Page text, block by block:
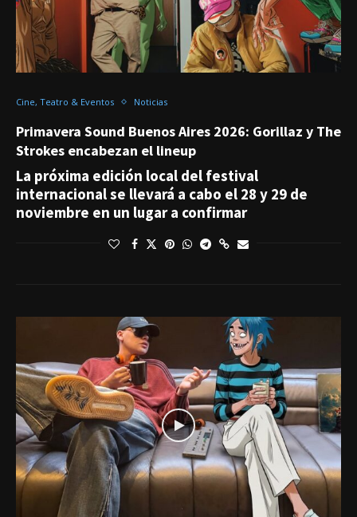
Cine, Teatro & Eventos Noticias
Primavera Sound Buenos Aires 2026: Gorillaz y The
Strokes encabezan el lineup
La próxima edición local del festival
internacional se llevará a cabo el 28 y 29 de
noviembre en un lugar a confirmar